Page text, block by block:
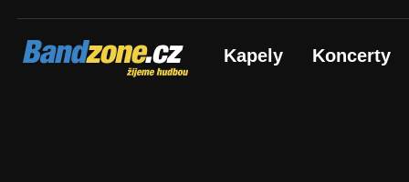
Bandzone.cz
žijeme hudbou Kapely Koncerty